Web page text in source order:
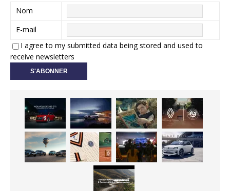
Nom
E-mail
I agree to my submitted data being stored and used to
receive newsletters